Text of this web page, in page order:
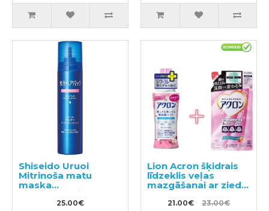
Shiseido Uruoi
Mitrinoša matu
maska
nepaklausīgiem
matiem 140g
25.00€
Lion Acron šķidrais
līdzeklis veļas
mazgāšanai ar ziedu
pildviela 400ml
21.00€ 23.00€